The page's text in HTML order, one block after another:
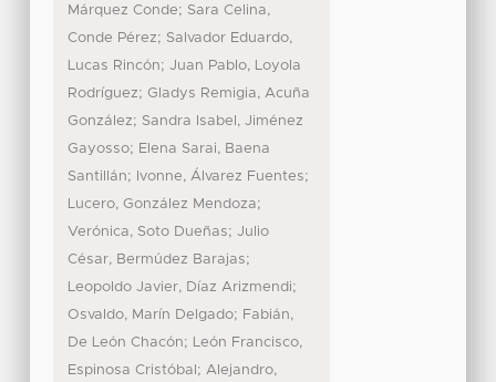
Márquez Conde; Sara Celina,
Conde Pérez; Salvador Eduardo,
Lucas Rincón; Juan Pablo, Loyola
Rodríguez; Gladys Remigia, Acuña
González; Sandra Isabel, Jiménez
Gayosso; Elena Sarai, Baena
Santillán; Ivonne, Álvarez Fuentes;
Lucero, González Mendoza;
Verónica, Soto Dueñas; Julio
César, Bermúdez Barajas;
Leopoldo Javier, Díaz Arizmendi;
Osvaldo, Marín Delgado; Fabián,
De León Chacón; León Francisco,
Espinosa Cristóbal ; Alejandro,